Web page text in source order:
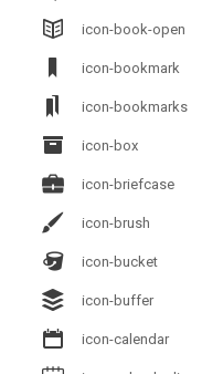
icon-book-open
icon-bookmark
icon-bookmarks
icon-box
icon-briefcase
icon-brush
icon-bucket
icon-buffer
icon-calendar